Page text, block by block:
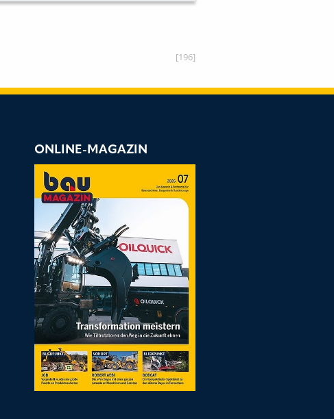
[196]
ONLINE-MAGAZIN